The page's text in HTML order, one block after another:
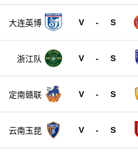
大连英博 V - S
浙江队 V - S
定南赣联 V - S
云南玉昆 V - S